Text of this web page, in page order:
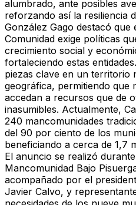
alumbrado, ante posibles
reforzando así la resiliencia
González Gago destacó que
Comunidad exige políticas
crecimiento social y
fortaleciendo estas
piezas clave en un territorio
geográfica, permitiendo que
accedan a recursos que de
inasumibles. Actualmente,
240 mancomunidades
del 90 por ciento de los
beneficiando a cerca de 1,7
El anuncio se realizó
Mancomunidad Bajo
acompañado por el
Javier Calvo, y